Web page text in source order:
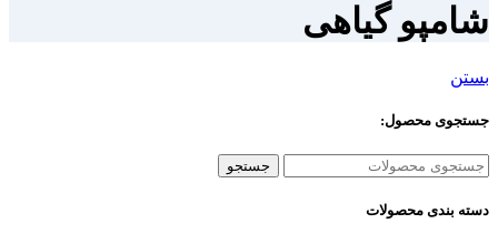
شامپو گیاهی
بستن
جستجوی محصول:
جستجو
دسته بندی محصولات